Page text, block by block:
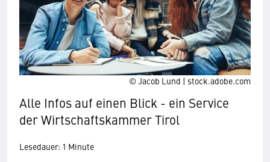
© Jacob Lund | stock.adobe.com
Alle Infos auf einen Blick - ein Service
der Wirtschaftskammer Tirol
Lesedauer: 1 Minute